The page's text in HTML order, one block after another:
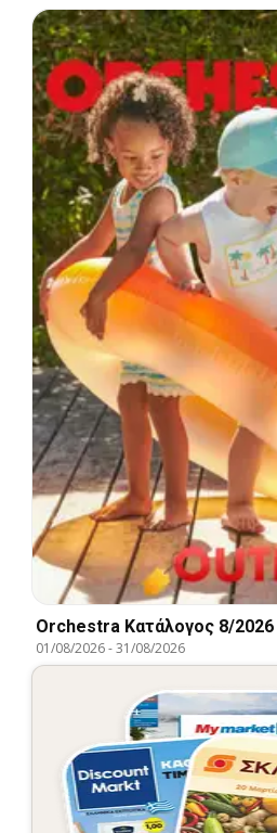
Orchestra Kατάλογος 8/2026
01/08/2026-31/08/2026